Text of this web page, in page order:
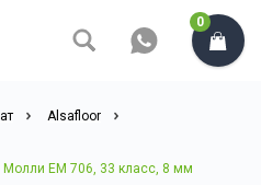
0
Alsafloor
ЕМ 706, 33 класс, 8 мм